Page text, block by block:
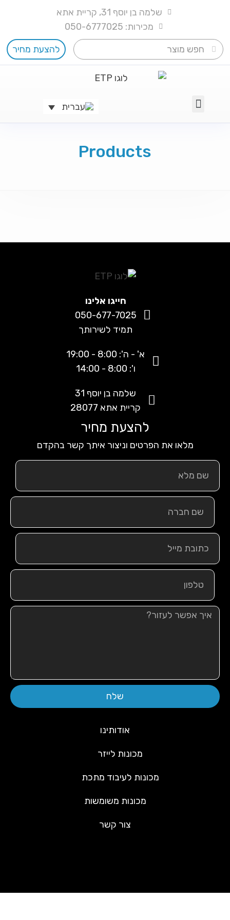
שלמה בן יוסף 31, קריית אתא
מכירות: 050-6777025
להצעת מחיר
Products
אודותינו
מכונות לייזר
מכונות לעיבוד מתכת
מכונות משומשות
צור קשר
להצעת מחיר
מלאו את הפרטים וניצור איתך קשר בהקדם
שלח
חייגו אלינו
050-677-7025
תמיד לשירותך
א' - ה': 8:00 - 19:00
ו': 8:00 - 14:00
שלמה בן יוסף 31
קריית אתא 28077